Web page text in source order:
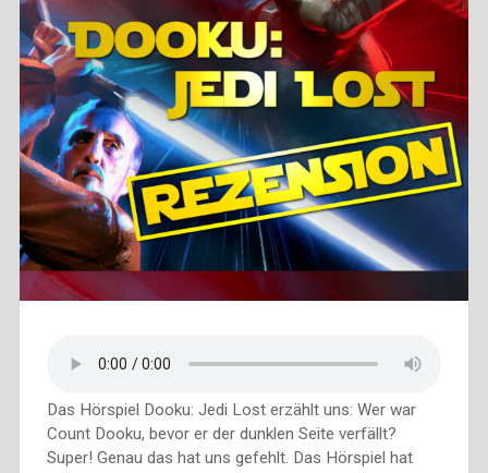
Das Hörspiel Dooku: Jedi Lost erzählt uns: Wer war
Count Dooku, bevor er der dunklen Seite verfällt?
Super! Genau das hat uns gefehlt. Das Hörspiel hat